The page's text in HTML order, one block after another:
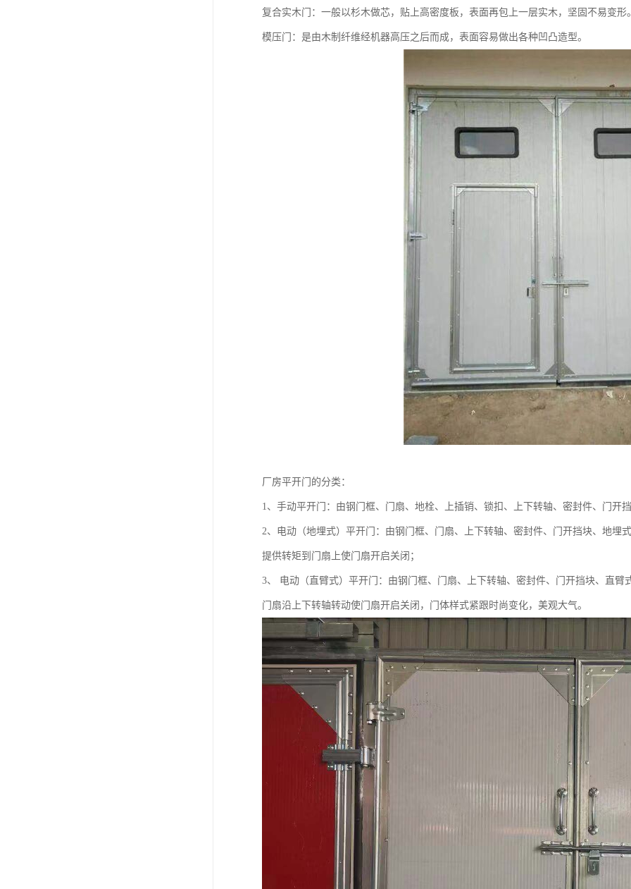
复合实木门：一般以杉木做芯，贴上高密度板，表面再包上一层实木，坚固不易变形
模压门：是由木制纤维经机器高压之后而成，表面容易做出各种凹凸造型。
厂房平开门的分类：
1、手动平开门：由钢门框、门扇、地栓、上插销、锁扣、上下转轴、密封件、门开
2、电动（地埋式）平开门：由钢门框、门扇、上下转轴、密封件、门开挡块、地埋
提供转矩到门扇上使门扇开启关闭；
3、 电动（直臂式）平开门：由钢门框、门扇、上下转轴、密封件、门开挡块、直
门扇沿上下转轴转动使门扇开启关闭，门体样式紧跟时尚变化，美观大气。